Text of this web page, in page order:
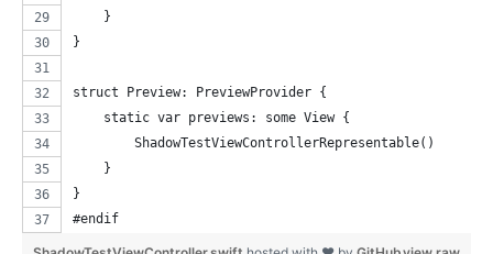
    }
}
struct Preview: PreviewProvider {
    static var previews: some View {
        ShadowTestViewControllerRepresentable()
    }
}
#endif